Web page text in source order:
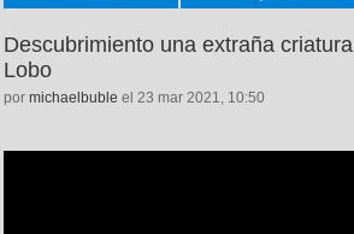
Descubrimiento una extraña
Lobo
por michaelbuble el 23 mar 2021, 10:50